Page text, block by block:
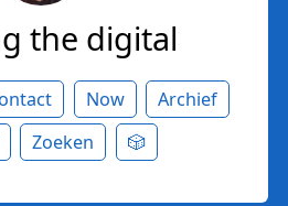
the digital
Now
Archief
Zoeken 🎲